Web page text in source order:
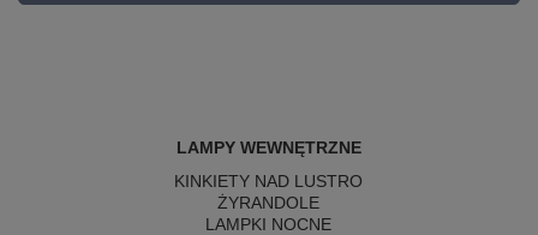
LAMPY WEWNĘTRZNE
KINKIETY NAD LUSTRO
ŻYRANDOLE
LAMPKI NOCNE